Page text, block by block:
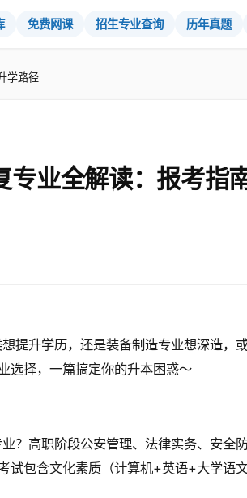
免费网课 招生专业查询 历年真题
学路径
业全解读：报考指
提升学历，还是装备制造专业想深造，
选择，一篇搞定你的升本困惑～
？高职阶段公安管理、法律实务、安全
试包含文化素质（计算机+英语+大学语